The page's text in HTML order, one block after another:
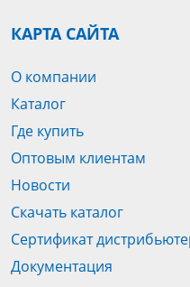
КАРТА САЙТА
О компании
Каталог
Где купить
Оптовым клиентам
Новости
Скачать каталог
Сертификат
Документация